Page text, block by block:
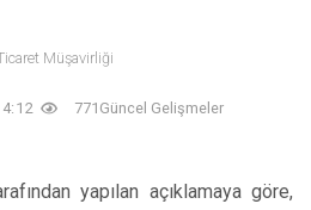
Müşavirliği
771 Güncel Gelişmeler
yapılan açıklamaya göre,